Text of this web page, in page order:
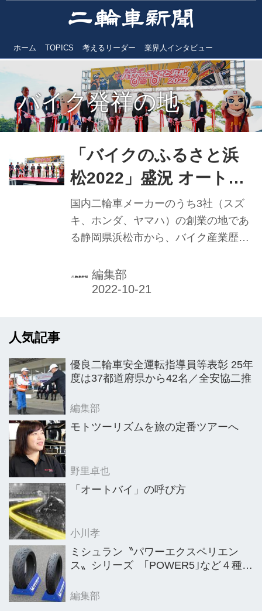
ホーム TOPICS 考えるリーダー 業界人インタビュー
バイク発祥の地
「バイクのふるさと浜
松2022」盛況 オートレ
ース場を会場に全国へ発
信
国内二輪車メーカーのうち3社（スズ
キ、ホンダ、ヤマハ）の創業の地であ
る静岡県浜松市から、バイク産業歴
ことを目的に、恒例の二輪車イベント
「バイクのふるさと浜松2022」（浜松
までの浜松市総合産業展示館（浜松市
東区）から、浜松オートレース場（浜
編集部
人気記事
優良二輪車安全運転指導員等表彰 25年
度は37都道府県から42名／全安協二推
編集部
モトツーリズムを旅の定番ツアーへ
野里卓也
「オートバイ」の呼び方
小川孝
ミシュラン〝パワーエクスペリエン
ス〟シリーズ ｢POWER5｣など４種を
編集部